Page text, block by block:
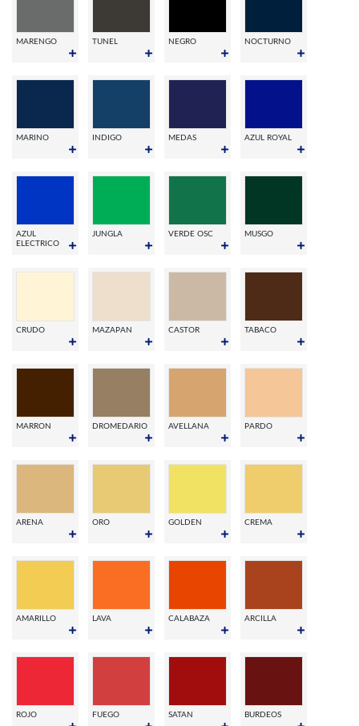
MARENGO TUNEL NEGRO NOCTURNO
MARINO INDIGO MEDAS AZUL ROYAL
AZUL
ELECTRICO
JUNGLA VERDE OSC MUSGO
CRUDO MAZAPAN CASTOR TABACO
MARRON DROMEDARIO AVELLANA PARDO
ARENA ORO GOLDEN CREMA
AMARILLO LAVA CALABAZA ARCILLA
ROJO FUEGO SATAN BURDEOS